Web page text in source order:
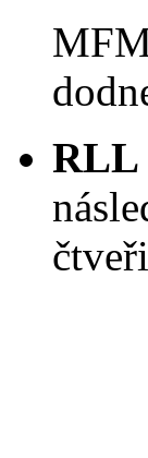
RLL